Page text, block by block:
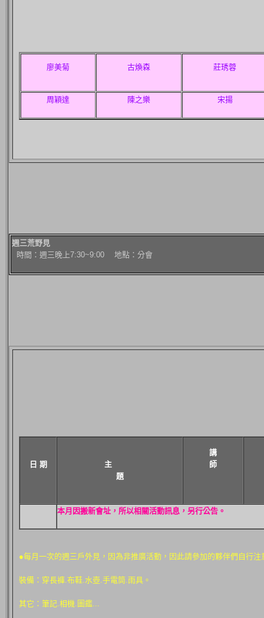
廖美菊 古煥森 莊琇蓉
周穎達 陳之樂 宋揚
週三荒野見
時間：週三晚上7:30~9:00 地點：分會
日 期
主
題
講
師
本月因搬新會址，所以相關活動訊息，另行公告。
●每月一次的週三戶外見，因為非推廣活動，因此請參加的夥伴們自行注
裝備：穿長褲.布鞋.水壺.手電筒.雨具。
其它：筆記.相機.圖鑑...